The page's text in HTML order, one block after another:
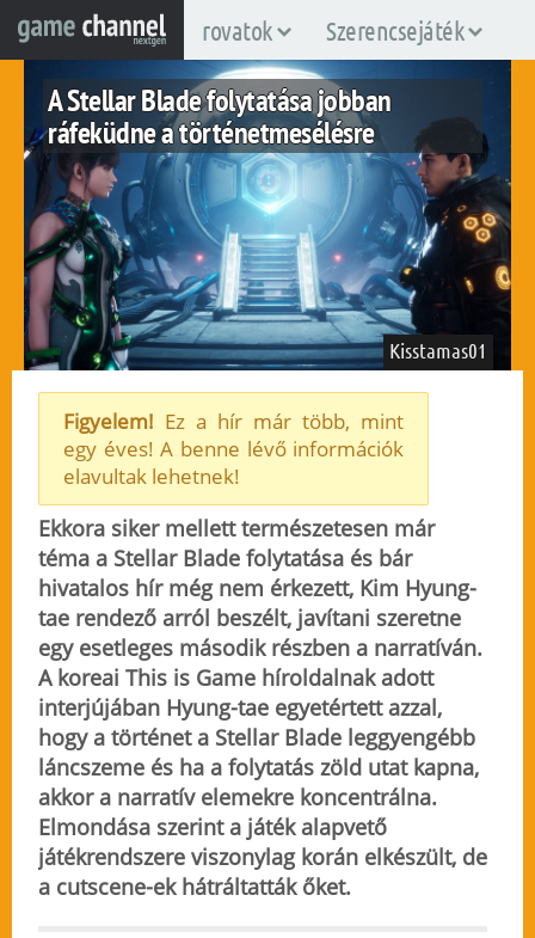
rovatok Szerencsejáték
A Stellar Blade folytatása jobban
ráfeküdne a történetmesélésre
fuggetlen
Kisstamas01
Figyelem! Ez a hír már több, mint
egy éves! A benne lévő információk
elavultak lehetnek!
Ekkora siker mellett természetesen már
téma a Stellar Blade folytatása és bár
hivatalos hír még nem érkezett, Kim Hyung-
tae rendező arról beszélt, javítani szeretne
egy esetleges második részben a narratíván.
A koreai This is Game híroldalnak adott
interjújában Hyung-tae egyetértett azzal,
hogy a történet a Stellar Blade leggyengébb
láncszemeés ha a folytatás zöld utat kapna,
akkor a narratív elemekre koncentrálna.
Elmondása szerint a játék alapvető
játékrendszere viszonylag korán elkészült, de
a cutscene-ek hátráltatták őket.